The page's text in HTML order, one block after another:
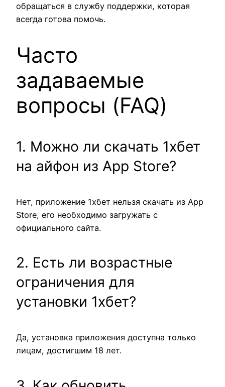
обращаться в службу поддержки, которая
всегда готова помочь.
Часто
задаваемые
вопросы (FAQ)
1. Можно ли скачать 1хбет
на айфон из App Store?
Нет, приложение 1хбет нельзя скачать из App
Store, его необходимо загружать с
официального сайта.
2. Есть ли возрастные
ограничения для
установки 1хбет?
Да, установка приложения доступна только
лицам, достигшим 18 лет.